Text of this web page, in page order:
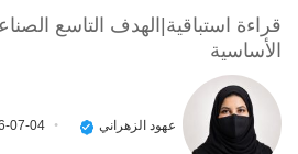
قراءة استباقية|الهدف التاسع
الأساسية
عهود الزهراني 07-04